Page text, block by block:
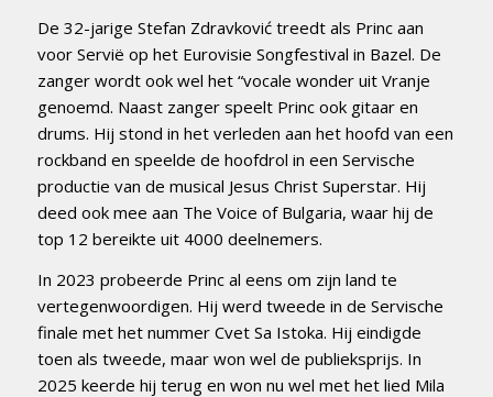
De 32-jarige Stefan Zdravković treedt als Princ aan
voor Servië op het Eurovisie Songfestival in Bazel. De
zanger wordt ook wel het “vocale wonder uit Vranje
genoemd. Naast zanger speelt Princ ook gitaar en
drums. Hij stond in het verleden aan het hoofd van een
rockband en speelde de hoofdrol in een Servische
productie van de musical Jesus Christ Superstar. Hij
deed ook mee aan The Voice of Bulgaria, waar hij de
top 12 bereikte uit 4000 deelnemers.
In 2023 probeerde Princ al eens om zijn land te
vertegenwoordigen. Hij werd tweede in de Servische
finale met het nummer Cvet Sa Istoka. Hij eindigde
toen als tweede, maar won wel de publieksprijs. In
2025 keerde hij terug en won nu wel met het lied Mila